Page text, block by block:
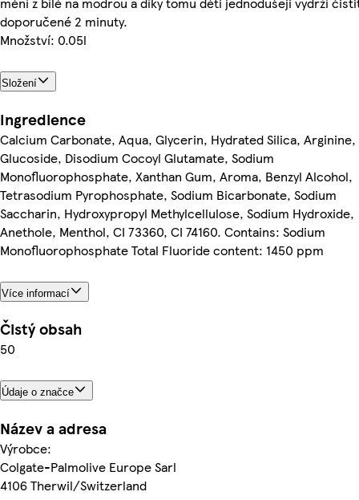
doporučené 2 minuty.
Množství: 0.05l
Složení
Ingredience
Calcium Carbonate, Aqua, Glycerin, Hydrated Silica,
Glucoside, Disodium Cocoyl Glutamate, Sodium
Monofluorophosphate, Xanthan Gum, Aroma, Benzyl Alcohol,
Tetrasodium Pyrophosphate, Sodium Bicarbonate, Sodium
Saccharin, Hydroxypropyl Methylcellulose, Sodium Hydroxide,
Anethole, Menthol, CI 73360, CI 74160. Contains: Sodium
Monofluorophosphate Total Fluoride content: 1450 ppm
Více informací
Čistý obsah
50
Údaje o značce
Název a adresa
Výrobce:
Colgate-Palmolive Europe Sarl
4106 Therwil/Switzerland